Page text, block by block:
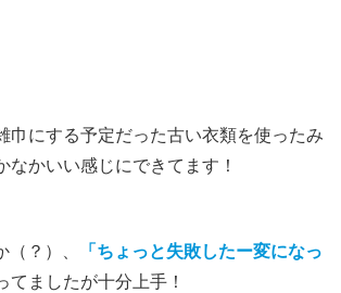
巾にする予定だった古い衣類を使ったみ
なかいい感じにできてます！
（？）、
「ちょっと失敗したー変になっ
てましたが十分上手！